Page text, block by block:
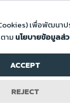
บรมโครงการอ
วยชื่อโดเมน .th”
2 …
2026
เพื่อพัฒนา
าม นโยบายข้อมูลส่
ACCEPT
REJECT